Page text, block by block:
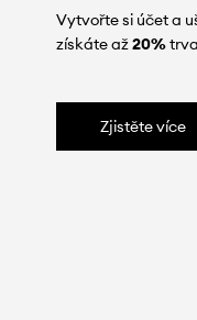
Vytvořte si účet a
získáte až20%
Zjistěte více